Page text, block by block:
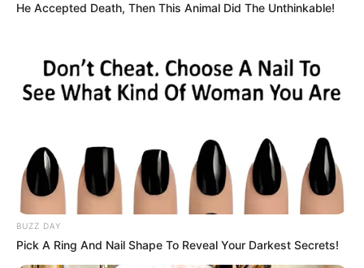
He Accepted Death, Then This Animal Did The Unthinkable!
BUZZ DAY
Pick A Ring And Nail Shape To Reveal Your Darkest Secrets!